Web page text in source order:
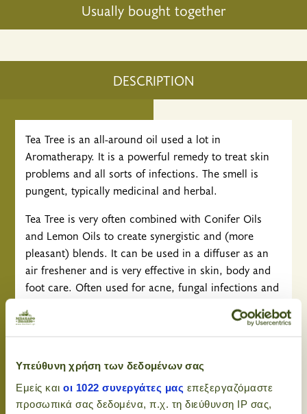
Υπεύθυνη χρήση των δεδομένων σας
Εμείς και οι 1022 συνεργάτες μας επεξεργαζόμαστε
προσωπικά σας δεδομένα, π.χ. τη διεύθυνση IP σας,
Usually bought together
DESCRIPTION
Tea Tree is an all-around oil used a lot in
Aromatherapy. It is a powerful remedy to treat skin
problems and all sorts of infections. The smell is
pungent, typically medicinal and herbal.
Tea Tree is very often combined with Conifer Oils
and Lemon Oils to create synergistic and (more
pleasant) blends. It can be used in a diffuser as an
air freshener and is very effective in skin, body and
foot care. Often used for acne, fungal infections and
Treating fungal for sensitive areas:
essential oil onto a cotton pad, baste it well with few